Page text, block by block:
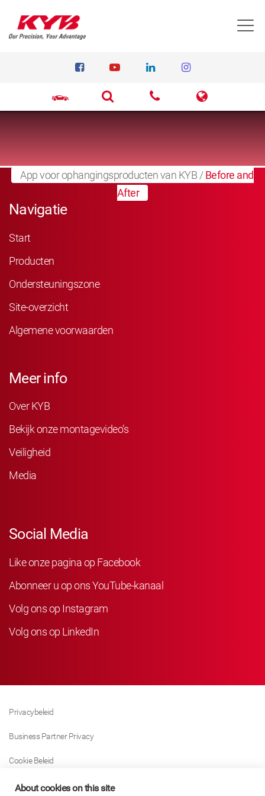
App voor ophangingsproducten van KYB /Before and
After
Navigatie
Start
Producten
Ondersteuningszone
Site-overzicht
Algemene voorwaarden
Meer info
Over KYB
Bekijk onze montagevideo’s
Veiligheid
Media
Social Media
Like onze pagina op Facebook
Abonneer u op ons YouTube-kanaal
Volg ons op Instagram
Volg ons op LinkedIn
Privacybeleid
Business Partner Privacy
Cookie Beleid
Modern Slavery Act Policy
About cookies on this site